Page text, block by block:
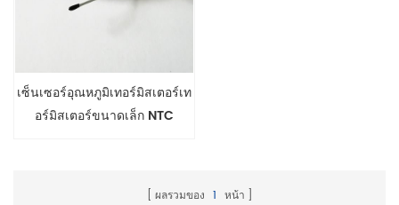
เซ็นเซอร์อุณหภูมิเทอร์มิสเตอร์เท
อร์มิสเตอร์ขนาดเล็ก NTC
ผลรวมของ 1 หน้า